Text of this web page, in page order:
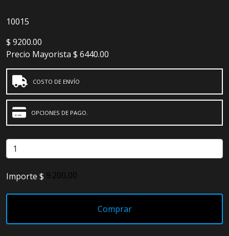
10015
$ 9200.00
Precio Mayorista $ 6440.00
COSTO DE ENVÍO
OPCIONES DE PAGO.
Importe $
Comprar